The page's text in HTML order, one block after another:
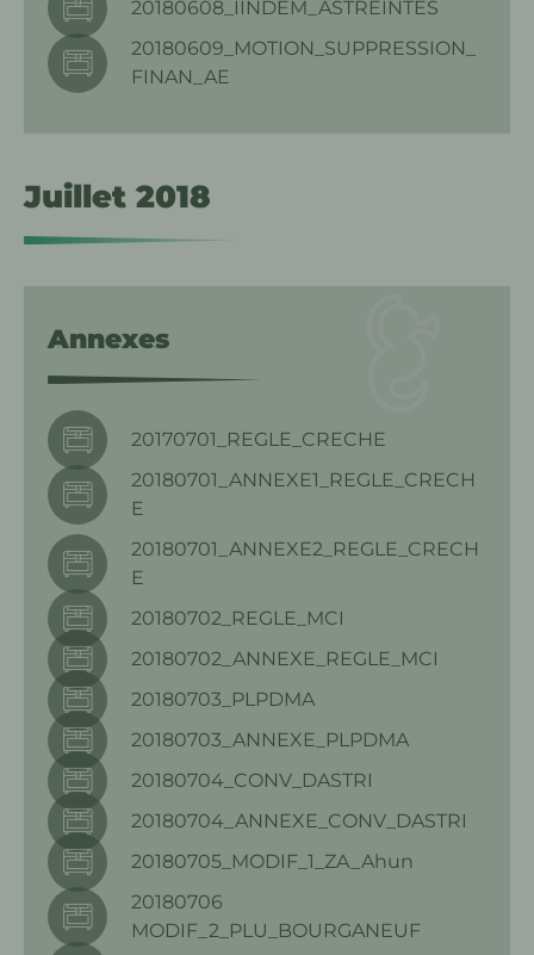
20180608_IINDEM_ASTREINTES
20180609_MOTION_SUPPRESSION_
FINAN_AE
Juillet 2018
Annexes
20170701_REGLE_CRECHE
20180701_ANNEXE1_REGLE_CRECH
E
20180701_ANNEXE2_REGLE_CRECH
E
20180702_REGLE_MCI
20180702_ANNEXE_REGLE_MCI
20180703_PLPDMA
20180703_ANNEXE_PLPDMA
20180704_CONV_DASTRI
20180704_ANNEXE_CONV_DASTRI
20180705_MODIF_1_ZA_Ahun
20180706
MODIF_2_PLU_BOURGANEUF